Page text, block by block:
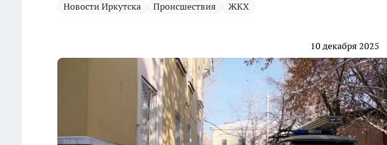
Новости Иркутска Происшествия ЖКХ
10 декабря 2025